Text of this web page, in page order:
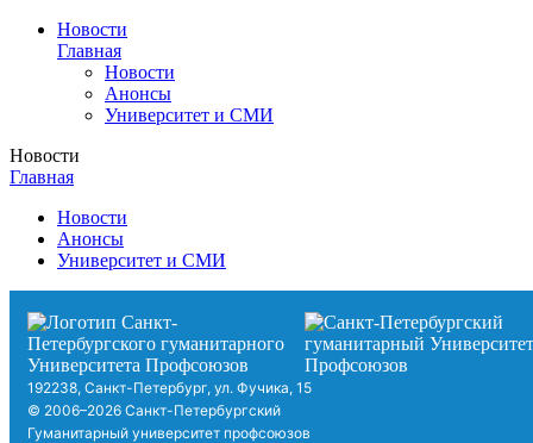
Новости
Главная
Новости
Анонсы
Университет и СМИ
Новости
Главная
Новости
Анонсы
Университет и СМИ
192238, Санкт-Петербург, ул. Фучика, 15
© 2006–2026 Санкт-Петербургский
Гуманитарный университет профсоюзов